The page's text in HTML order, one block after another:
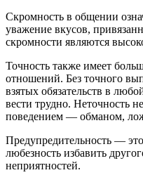
Скромность в общении
уважение вкусов,
скромности являются
Точность также имеет
отношений. Без точного
взятых обязательств в
вести трудно. Неточность
поведением — обманом,
Предупредительность —
любезность избавить
неприятностей.